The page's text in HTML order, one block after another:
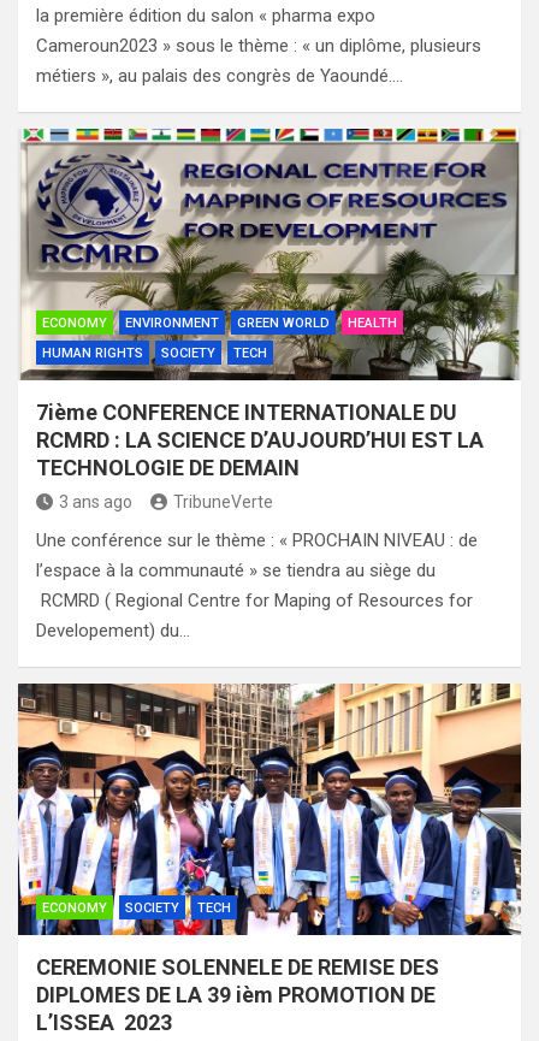
la première édition du salon « pharma expo
Cameroun2023 » sous le thème : « un diplôme, plusieurs
métiers », au palais des congrès de Yaoundé.…
ECONOMY ENVIRONMENT GREEN WORLD
HEALTH
HUMAN RIGHTS
SOCIETY TECH
7ième CONFERENCE INTERNATIONALE DU
RCMRD : LA SCIENCE D’AUJOURD’HUI EST LA
TECHNOLOGIE DE DEMAIN
3 ans ago TribuneVerte
Une conférence sur le thème : « PROCHAIN NIVEAU : de
l’espace à la communauté » se tiendra au siège du
RCMRD ( Regional Centre for Maping of Resources for
Developement) du…
ECONOMY SOCIETY TECH
CEREMONIE SOLENNELE DE REMISE DES
DIPLOMES DE LA 39 ièm PROMOTION DE
L’ISSEA 2023